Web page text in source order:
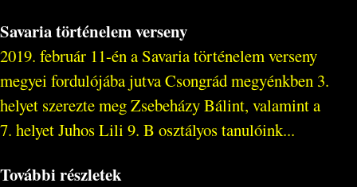
Savaria történelem verseny
2019. február 11-én a Savaria történelem verseny
megyei fordulójába jutva Csongrád megyénkben 3.
helyet szerezte meg Zsebeházy Bálint, valamint a
7. helyet Juhos Lili 9. B osztályos tanulóink...
További részletek